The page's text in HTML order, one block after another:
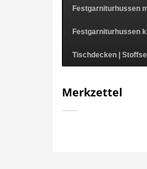
Festgarniturhussen
Festgarniturhussen
Tischdecken |
Merkzettel